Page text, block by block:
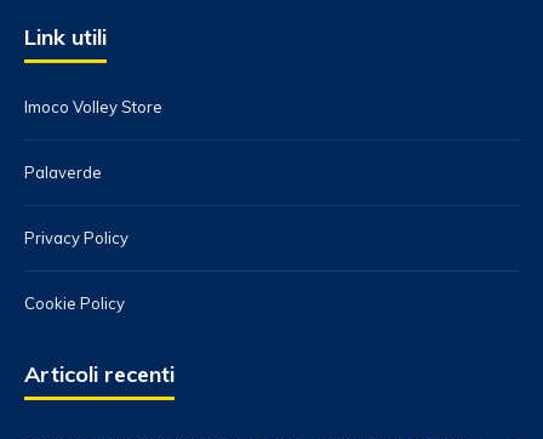
Link utili
Imoco Volley Store
Palaverde
Privacy Policy
Cookie Policy
Articoli recenti